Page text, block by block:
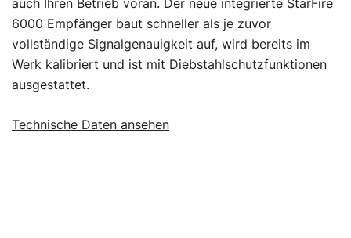
auch Ihren Betrieb voran. Der neue integrierte StarFire
6000 Empfänger baut schneller als je zuvor
vollständige Signalgenauigkeit auf, wird bereits im
Werk kalibriert und ist mit Diebstahlschutzfunktionen
ausgestattet.
Technische Daten ansehen